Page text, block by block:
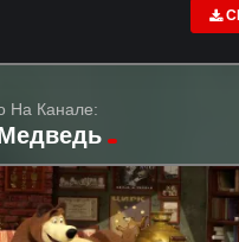
На Канале: